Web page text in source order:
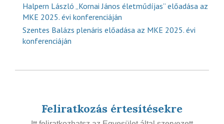
Halpern László „Kornai János életműdíjas” előadása az
MKE 2025. évi konferenciáján
Szentes Balázs plenáris előadása az MKE 2025. évi
konferenciáján
Feliratkozás értesítésekre